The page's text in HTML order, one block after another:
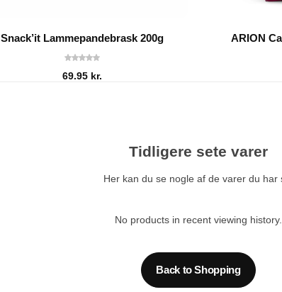
Snack’it Lammepandebrask 200g
69.95 kr.
ARION
Tidligere sete varer
Her kan du se nogle af de varer du har
No products in recent viewing history.
Back to Shopping